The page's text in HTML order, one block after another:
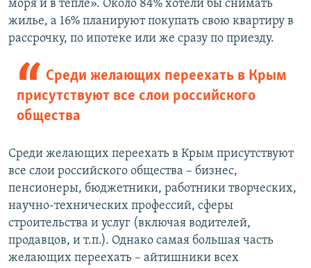
моря и в тепле». Около 84% хотели бы снимать
жилье, а 16% планируют покупать свою квартиру в
рассрочку, по ипотеке или же сразу по приезду.
Среди желающих переехать в Крым
присутствуют все слои российского
общества
Среди желающих переехать в Крым присутствуют
все слои российского общества – бизнес,
пенсионеры, бюджетники, работники творческих,
научно-технических профессий, сферы
строительства и услуг (включая водителей,
продавцов, и т.п.). Однако самая большая часть
желающих переехать – айтишники всех